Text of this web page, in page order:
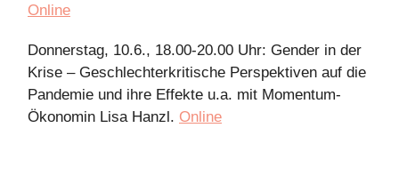
Online
Donnerstag, 10.6., 18.00-20.00 Uhr: Gender in der
Krise – Geschlechterkritische Perspektiven auf die
Pandemie und ihre Effekte u.a. mit Momentum-
Ökonomin Lisa Hanzl. Online